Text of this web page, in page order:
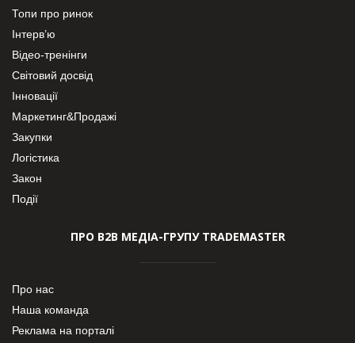
Топи про ринок
Інтерв’ю
Відео-тренінги
Світовий досвід
Інновації
Маркетинг&Продажі
Закупки
Логістика
Закон
Події
ПРО В2В МЕДІА-ГРУПУ TRADEMASTER
Про нас
Наша команда
Реклама на порталі